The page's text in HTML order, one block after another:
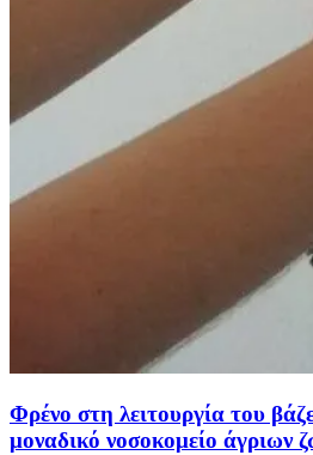
Φρένο στη λειτουργία του
μοναδικό νοσοκομείο